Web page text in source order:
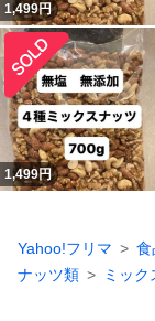
1,499円
1,499円
Yahoo!フリマ 食
ナッツ類
ミック